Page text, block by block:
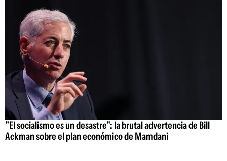
"El socialismo es un desastre": la brutal advertencia de Bill
Ackman sobre el plan económico de Mamdani